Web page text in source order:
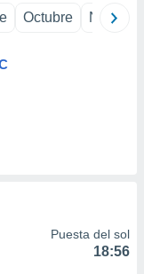
Octubre
Puesta del sol
18:56